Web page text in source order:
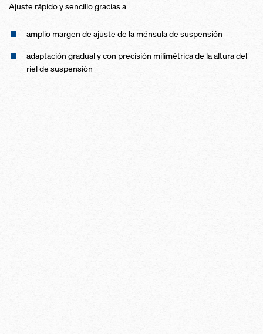
Ajuste rápido y sencillo gracias a
amplio margen de ajuste de la ménsula de suspensión
adaptación gradual y con precisión milimétrica de la altura del
riel de suspensión